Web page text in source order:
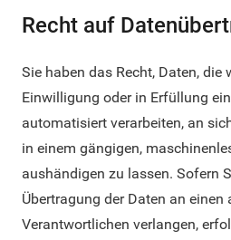
Recht auf
Sie haben das Recht, Daten, die
Einwilligung oder in Erfüllung
automatisiert verarbeiten, an
in einem gängigen,
aushändigen zu lassen. Sofern
Übertragung der Daten an einen
Verantwortlichen verlangen,